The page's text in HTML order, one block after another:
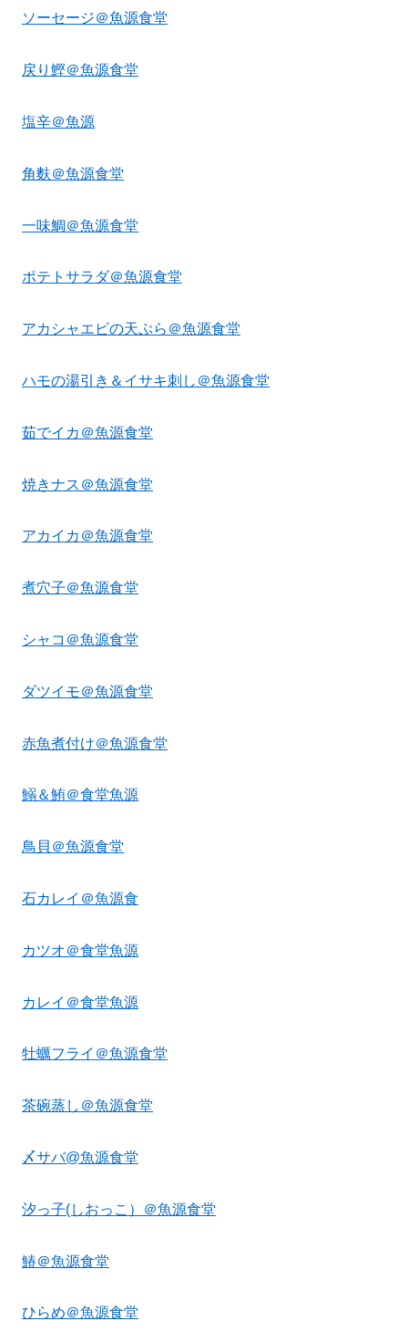
ソーセージ＠魚源食堂
戻り鰹＠魚源食堂
塩辛＠魚源
角麩＠魚源食堂
一味鯛＠魚源食堂
ポテトサラダ＠魚源食堂
アカシャエビの天ぷら＠魚源食堂
ハモの湯引き＆イサキ刺し＠魚源食堂
茹でイカ＠魚源食堂
焼きナス＠魚源食堂
アカイカ＠魚源食堂
煮穴子＠魚源食堂
シャコ＠魚源食堂
ダツイモ＠魚源食堂
赤魚煮付け＠魚源食堂
鰯＆鮪＠食堂魚源
鳥貝＠魚源食堂
石カレイ＠魚源食
カツオ＠食堂魚源
カレイ＠食堂魚源
牡蠣フライ＠魚源食堂
茶碗蒸し＠魚源食堂
〆サバ@魚源食堂
汐っ子(しおっこ）＠魚源食堂
鰆＠魚源食堂
ひらめ＠魚源食堂